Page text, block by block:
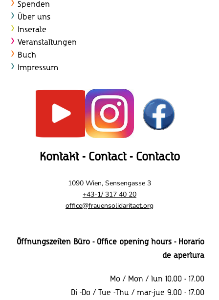
Spenden
Über uns
Inserate
Veranstaltungen
Buch
Impressum
Kontakt - Contact - Contacto
1090 Wien, Sensengasse 3
+43-1/ 317 40 20
office@frauensolidaritaet.org
Öffnungszeiten Büro - Office opening hours - Horario
de apertura
Mo / Mon / lun 10.00 - 17.00
Di -Do / Tue -Thu / mar-jue 9.00 - 17.00